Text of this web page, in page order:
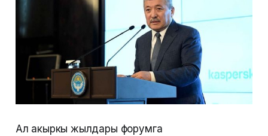
Ал акыркы жылдары форумга